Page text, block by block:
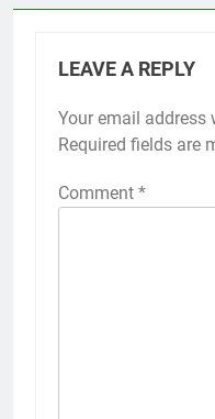
LEAVE A REPLY
Your email address
Required fields are
Comment *